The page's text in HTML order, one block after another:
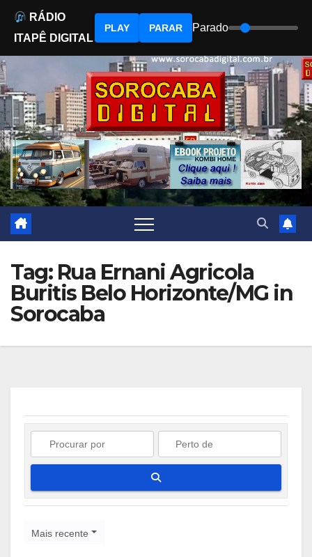
to
content
Tag: Rua Ernani Agricola
Buritis Belo Horizonte/MG in
Sorocaba
Mais recente
RÁDIO
ITAPÊ DIGITAL
PLAY PARAR Parado